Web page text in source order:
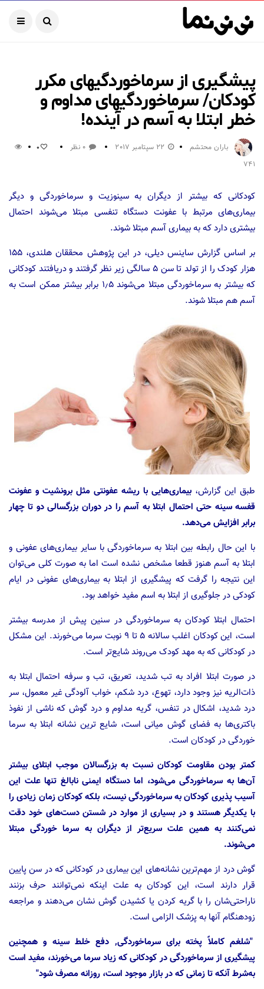
پیشگیری از سرماخوردگیهای مکرر
کودکان/ سرماخوردگیهای مداوم و
خطر ابتلا به آسم در آینده!
باران محتشم 22 سپتامبر 2017 0 نظر 0
741
کودکانی که بیشتر از دیگران به سینوزیت و سرماخوردگی و دیگر
بیماری‌های مرتبط با عفونت‌ دستگاه تنفسی مبتلا می‌شوند احتمال
بیشتری دارد که به بیماری آسم مبتلا شوند.
بر اساس گزارش ساینس دیلی، در این پژوهش محققان هلندی، ۱۵۵
هزار کودک را از تولد تا سن ۵ سالگی زیر نظر گرفتند و دریافتند کودکانی
که بیشتر به سرماخوردگی مبتلا می‌شوند ۱٫۵ برابر بیشتر ممکن است به
آسم هم مبتلا شوند.
طبق این گزارش، بیماری‌هایی با ریشه عفونتی مثل برونشیت و عفونت
قفسه سینه حتی احتمال ابتلا به آسم را در دوران بزرگسالی دو تا چهار
برابر افزایش می‌دهد.
با این حال رابطه بین ابتلا به سرماخوردگی با سایر بیماری‌های عفونی و
ابتلا به آسم هنوز قطعا مشخص نشده است اما به صورت کلی می‌توان
این نتیجه را گرفت که پیشگیری از ابتلا به بیماری‌های عفونی در ایام
کودکی در جلوگیری از ابتلا به اسم مفید خواهد بود.
احتمال ابتلا کودکان به سرماخوردگی در سنین پیش از مدرسه بیشتر
است، این کودکان اغلب سالانه ۵ تا ۹ نوبت سرما می‌خورند. این مشکل
در کودکانی که به مهد کودک می‌روند شایع‌تر است.
در صورت ابتلا افراد به تب شدید، تعریق، تب و سرفه احتمال ابتلا به
ذات‌الریه نیز وجود دارد، تهوع، درد شکم، خواب آلودگی غیر معمول، سر
درد شدید، اشکال در تنفس، گریه مداوم و درد گوش که ناشی از نفوذ
باکتری‌ها به فضای گوش میانی است، شایع ترین نشانه ابتلا به سرما
خوردگی در کودکان است.
کمتر بودن مقاومت کودکان نسبت به بزرگسالان موجب ابتلای بیشتر
آن‌ها به سرماخوردگی می‌شود، اما دستگاه ایمنی نابالغ تنها علت این
آسیب پذیری کودکان به سرماخوردگی نیست، بلکه کودکان زمان زیادی را
با یکدیگر هستند و در بسیاری از موارد در شستن دست‌های خود دقت
نمی‌کنند به همین علت سریع‌تر از دیگران به سرما خوردگی مبتلا
می‌شوند.
گوش درد از مهم‌ترین نشانه‌های این بیماری در کودکانی که در سن پایین
قرار دارند است، این کودکان به علت اینکه نمی‌توانند حرف بزنند
ناراحتی‌شان را با گریه کردن یا کشیدن گوش نشان می‌دهند و مراجعه
زودهنگام آنها به پزشک الزامی است.
"شلغم کاملاً پخته برای سرماخوردگی, دفع خلط سینه و همچنین
پیشگیری از سرماخوردگی در کودکانی که زیاد سرما می‌خورند، مفید است
به‌شرط آنکه تا زمانی که در بازار موجود است، روزانه مصرف شود"